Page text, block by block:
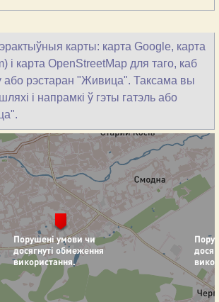
карты: карта Google, карта
і карта OpenStreetMap для таго, каб
або рэстаран "Живица". Таксама вы
і напрамкі ў гэты гатэль або